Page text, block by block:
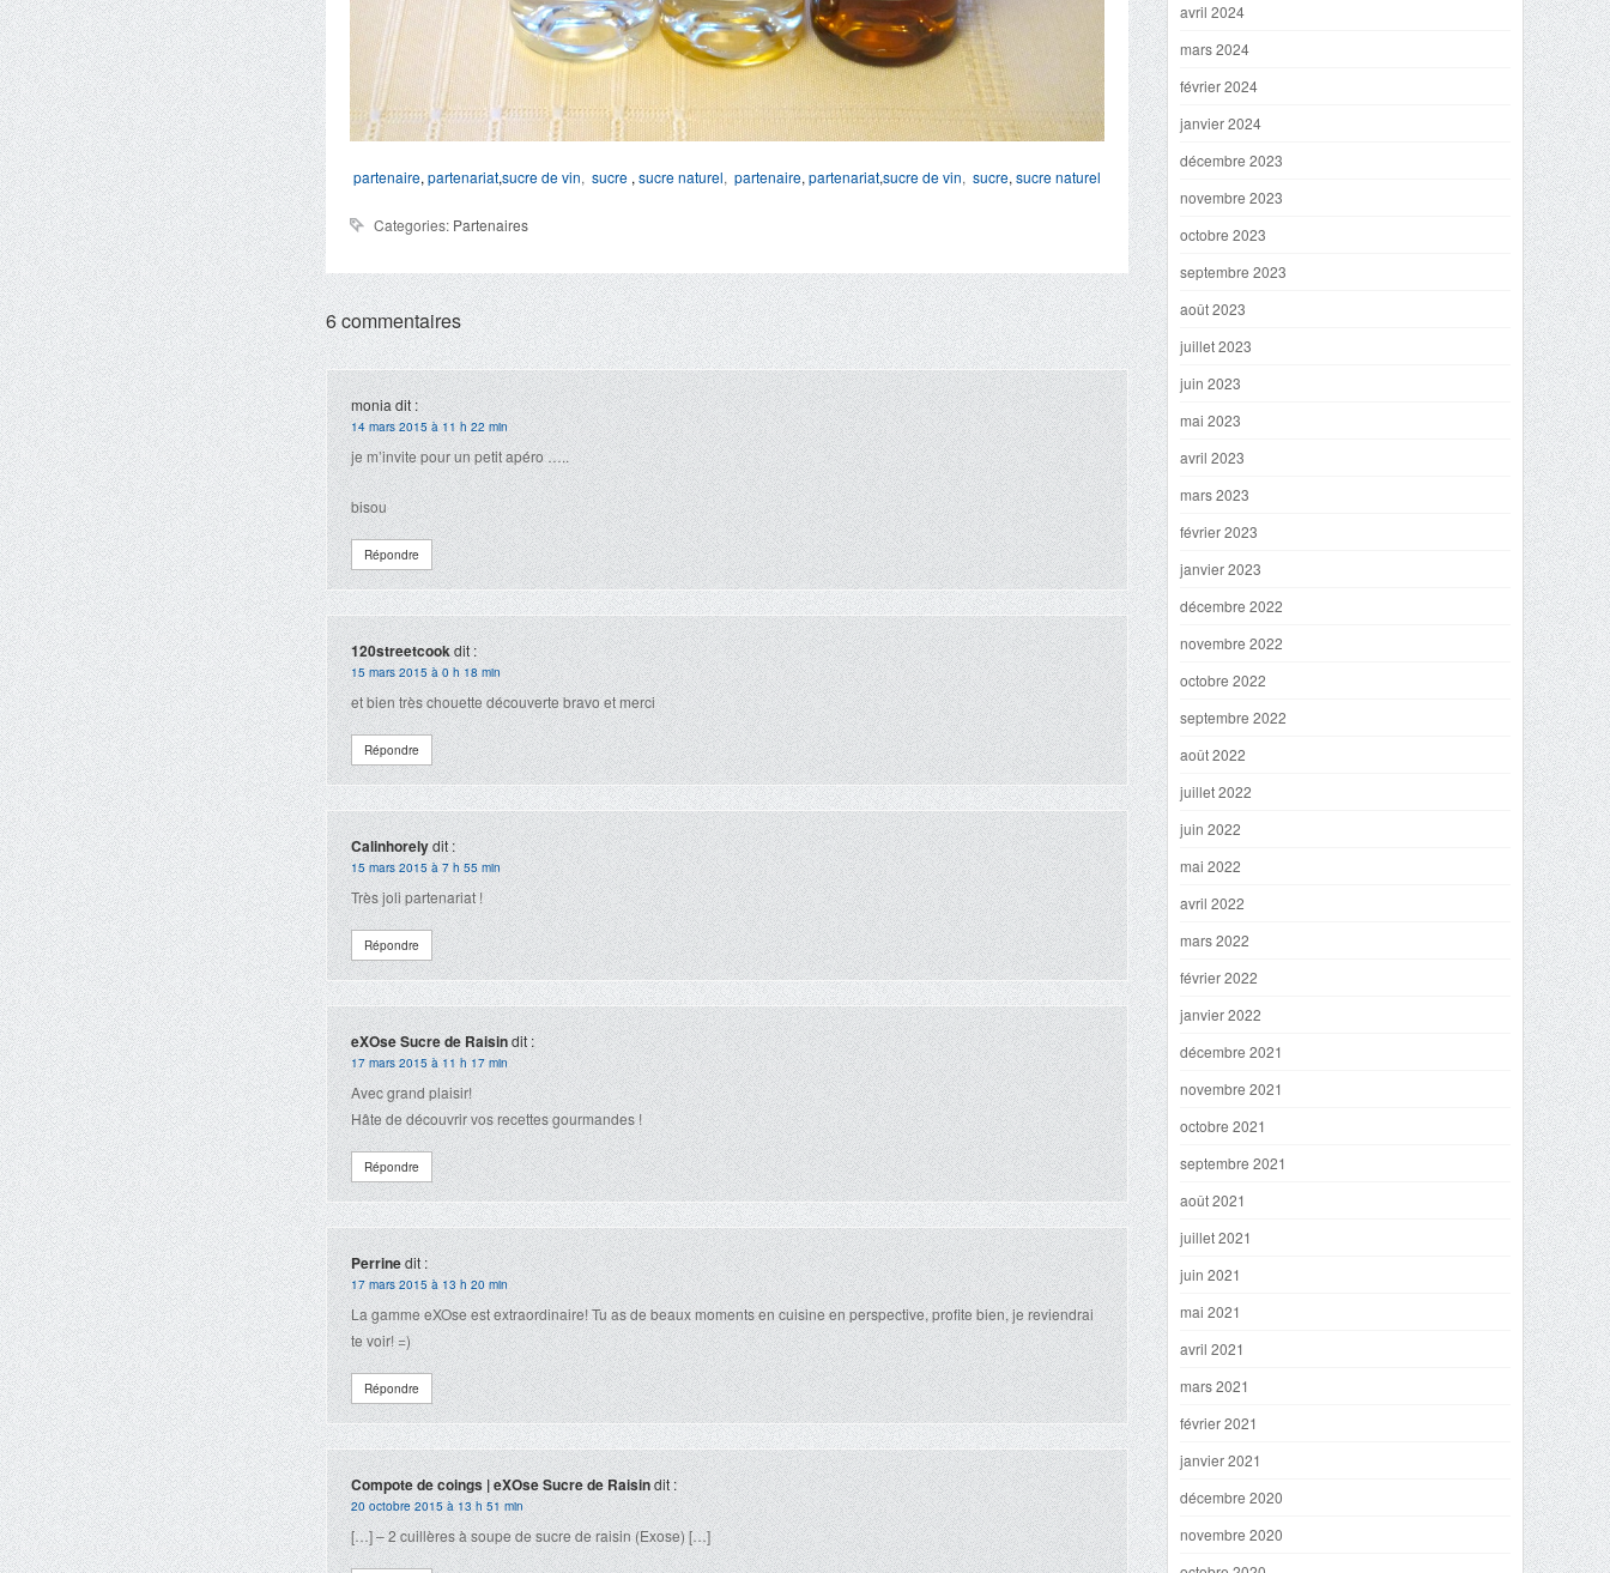
partenaire, partenariat,sucre de vin, sucre , sucre naturel, partenaire, partenariat,sucre de vin, sucre, sucre naturel
Categories: Partenaires
6 commentaires
moniadit :
14 mars 2015 à 11 h 22 min
je m’invite pour un petit apéro …..
bisou
Répondre
120streetcookdit :
15 mars 2015 à 0 h 18 min
et bien très chouette découverte bravo et merci
Répondre
Calinhorelydit :
15 mars 2015 à 7 h 55 min
Très joli partenariat !
Répondre
eXOse Sucre de Raisindit :
17 mars 2015 à 11 h 17 min
Avec grand plaisir!
Hâte de découvrir vos recettes gourmandes !
Répondre
Perrinedit :
17 mars 2015 à 13 h 20 min
La gamme eXOse est extraordinaire! Tu as de beaux moments en cuisine en perspective, profite bien, je reviendrai
te voir! =)
Répondre
Compote de coings | eXOse Sucre de Raisindit :
20 octobre 2015 à 13 h 51 min
[…] – 2 cuillères à soupe de sucre de raisin (Exose) […]
avril 2024
mars 2024
février 2024
janvier 2024
décembre 2023
novembre 2023
octobre 2023
septembre 2023
août 2023
juillet 2023
juin 2023
mai 2023
avril 2023
mars 2023
février 2023
janvier 2023
décembre 2022
novembre 2022
octobre 2022
septembre 2022
août 2022
juillet 2022
juin 2022
mai 2022
avril 2022
mars 2022
février 2022
janvier 2022
décembre 2021
novembre 2021
octobre 2021
septembre 2021
août 2021
juillet 2021
juin 2021
mai 2021
avril 2021
mars 2021
février 2021
janvier 2021
décembre 2020
novembre 2020